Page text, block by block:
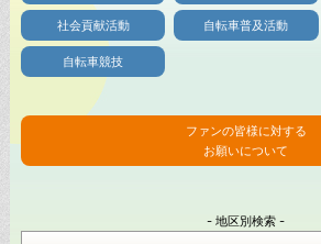
社会貢献活動 自転車普及活動
自転車競技
ファンの皆様に対する
お願いについて
- 地区別検索 -